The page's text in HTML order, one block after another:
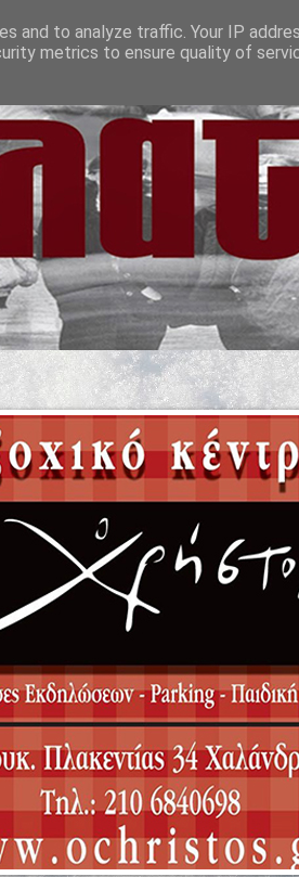
and to analyze traffic. Your IP
metrics to ensure quality of